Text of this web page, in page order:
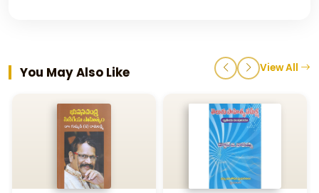
You May Also Like View All